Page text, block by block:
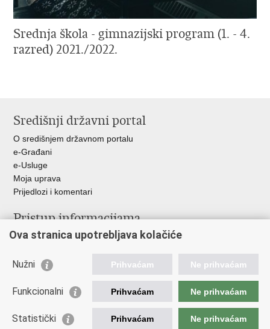
Srednja škola - gimnazijski program (1. - 4.
razred) 2021./2022.
Središnji državni portal
O središnjem državnom portalu
e-Građani
e-Usluge
Moja uprava
Prijedlozi i komentari
Pristup informacijama
Ministarstvo znanosti i obrazovanja
Portal otvorenih podataka RH
Korisne poveznice
Agencija za odgoj i obrazovanje
Ova stranica upotrebljava kolačiće
Nužni Prihvaćam Ne prihvaćam
Funkcionalni Prihvaćam Ne prihvaćam
Statistički Prihvaćam Ne prihvaćam